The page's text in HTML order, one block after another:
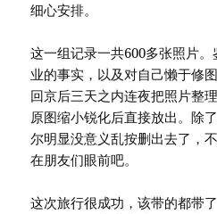
细心安排。
这一组记录一共600多张照片
业的事实，以及对自己懒于修
回京后三天之内连夜把照片整
原图缩小锐化后直接放出。除
尔明显没意义乱按删出去了，
在朋友们眼前吧。
这次旅行很成功，该带的都带